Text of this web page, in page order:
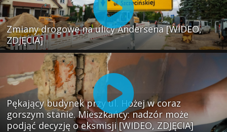
Zmiany drogowe na ulicy Andersena [WIDEO,
ZDJĘCIA]
Pękający budynek przy ul. Hożej w coraz
gorszym stanie. Mieszkańcy: nadzór może
podjąć decyzję o eksmisji [WIDEO, ZDJĘCIA]